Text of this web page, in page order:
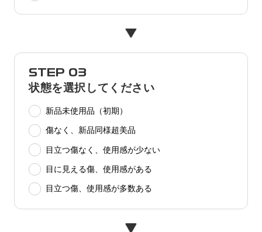
STEP 03
状態を選択してください
新品未使用品（初期）
傷なく、新品同様超美品
目立つ傷なく、使用感が少ない
目に見える傷、使用感がある
目立つ傷、使用感が多数ある